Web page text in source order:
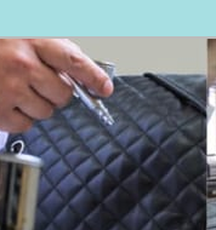
アセンター